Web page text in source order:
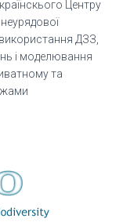
Центру
ДЗЗ,
і моделювання
та